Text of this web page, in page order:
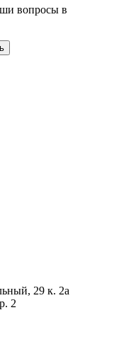
вопросы в
29 к. 2а
2